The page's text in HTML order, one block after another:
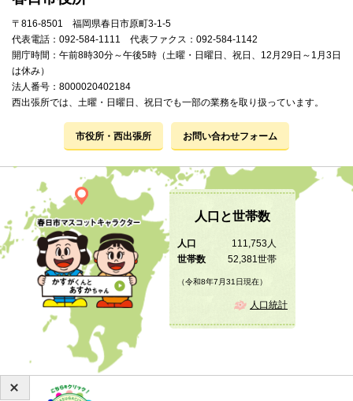
〒816-8501 福岡県春日市原町3-1-5
代表電話：092-584-1111 代表ファクス：092-584-1142
開庁時間：午前8時30分～午後5時（土曜・日曜日、祝日、12月29日～1月3日
は休み）
法人番号：8000020402184
西出張所では、土曜・日曜日、祝日でも一部の業務を取り扱っています。
市役所・西出張所 お問い合わせフォーム
人口と世帯数
人口
111,753人
世帯数
52,381世帯
（令和8年7月31日現在）
人口統計